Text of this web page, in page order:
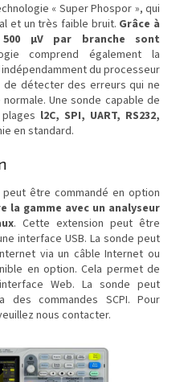
« Super Phospor », qui
et un très faible bruit. Grâce à
µV par branche sont
comprend également la
du processeur
détecter des erreurs qui ne
Une sonde capable de
l2C, SPI, UART, RS232,
en standard.
peut être commandé en option
la gamme avec un analyseur
. Cette extension peut être
interface USB. La sonde peut
via un câble Internet ou
en option. Cela permet de
Web. La sonde peut
commandes SCPI. Pour
nous contacter.